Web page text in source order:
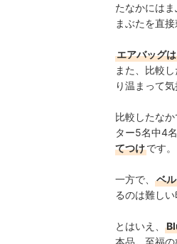
たなかには
まぶたを直接
エアバッグ
また、比較
り温まって
比較したな
ター5名中4
てつけです。
一方で、 ベ
るのは難しい
とはいえ、
本品。至福